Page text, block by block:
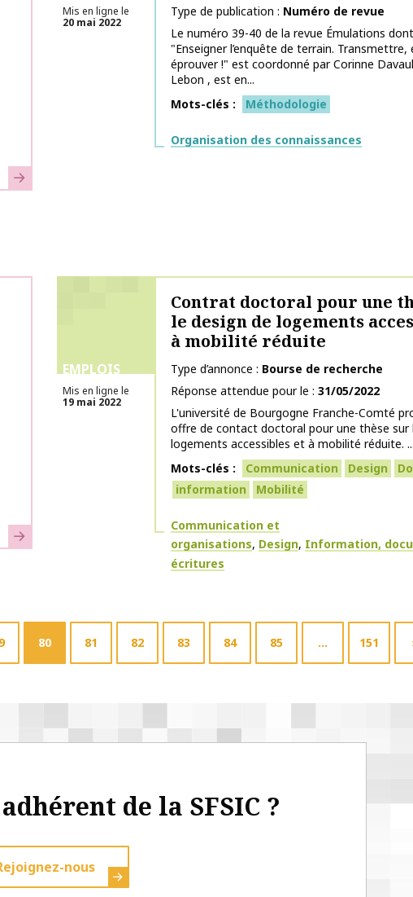
En savoir plus
Mis en ligne le
20 mai 2022
Type de publication
Numéro de revue
Le numéro 39-40 de la revue Émulations
"Enseigner l’enquête de terrain. Transmettre,
éprouver !" est coordonné par Corinne
Lebon , est en...
Mots-clés
Méthodologie
Thématiques
Organisation des connaissances
En savoir plus
EMPLOIS
Mis en ligne le
19 mai 2022
Contrat doctoral pour une
le design de logements
à mobilité réduite
Type d’annonce
Bourse de recherche
Réponse attendue pour le
31/05/2022
L'université de Bourgogne Franche-Comté
offre de contact doctoral pour une thèse sur
logements accessibles et à mobilité réduite. ...
Mots-clés
Communication Design
information
Mobilité
Thématiques
Communication et
organisations Design Information,
écritures
80 81 82 83 84 85 … 151
de la SFSIC ?
nous